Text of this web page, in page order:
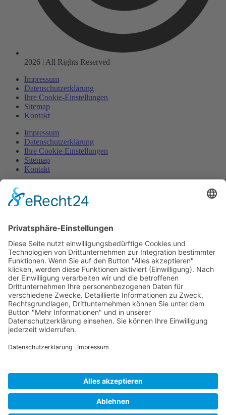
2026 | All Rights Reserved
Impressum
Datenschutzerklärung
Ihre Cookie-Einstellungen
Sitemap
Kontakt
Impressum
Datenschutzerklärung
Ihre Cookie-Einstellungen
Sitemap
Kontakt
Wir benötigen Ihre
Google Maps-Service zu
Wir verwenden einen Service eines
Drittanbieters, um Karteninhalte
einzubetten. Dieser Service kann
Daten zu Ihren Aktivitäten
sammeln. Bitte lesen Sie die Details
durch und stimmen Sie der
Nutzung des Service zu, um diese
Akzeptieren
Usercentrics Consent
Datenschutz für die Webseite von Datenschutz-Suedwesten.de